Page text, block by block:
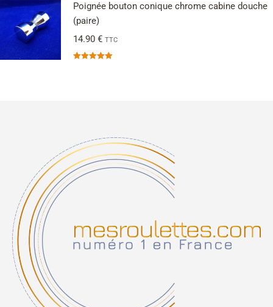
Poignée bouton conique chrome cabine douche
(paire)
14.90 € TTC